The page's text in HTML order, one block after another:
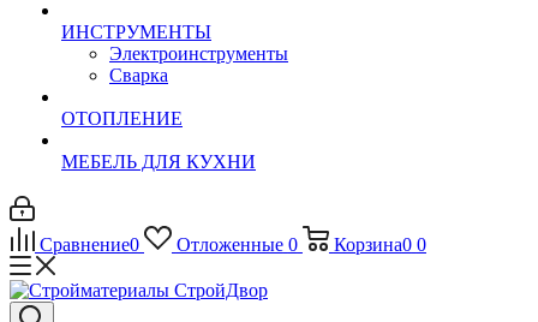
ИНСТРУМЕНТЫ
Электроинструменты
Сварка
ОТОПЛЕНИЕ
МЕБЕЛЬ ДЛЯ КУХНИ
Сравнение0 Отложенные 0 Корзина0 0